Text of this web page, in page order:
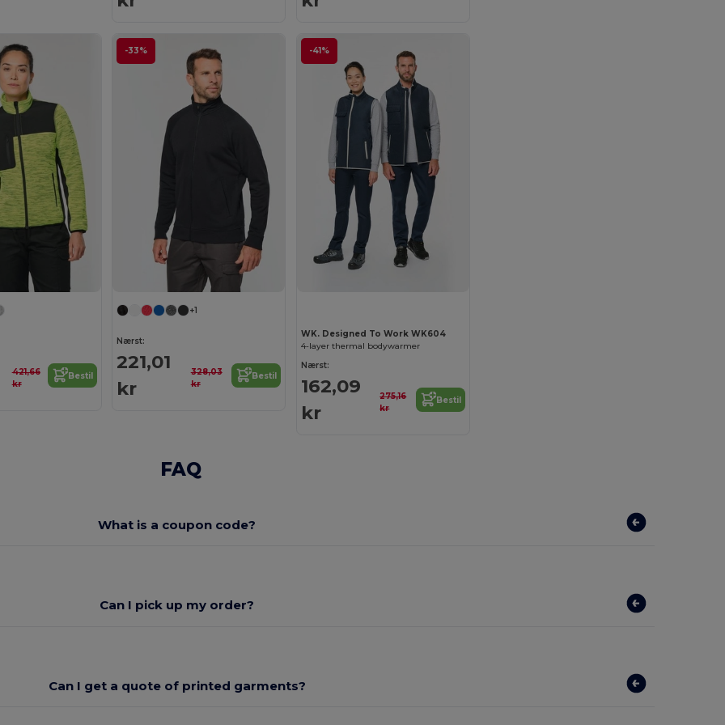
421,66
kr
Bestil
-33%
+1
Nærst:
221,01
kr
328,03
kr
Bestil
-41%
WK. Designed To Work WK604
4-layer thermal bodywarmer
Nærst:
162,09
kr
275,16
kr
Bestil
FAQ
What is a coupon code?
Can I pick up my order?
Can I get a quote of printed garments?